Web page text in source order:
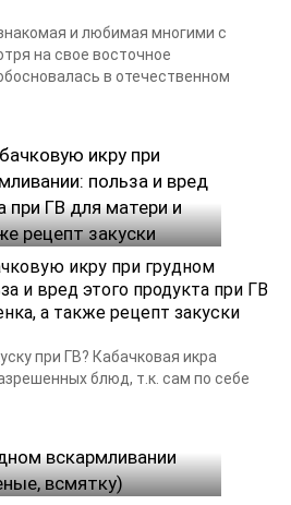
и любимая многими с
на свое восточное
в отечественном
икру при грудном
и вред этого продукта при ГВ
а также рецепт закуски
при ГВ? Кабачковая икра
блюд, т.к. сам по себе